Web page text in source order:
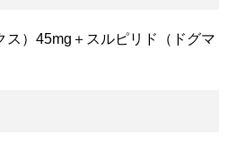
ス）45mg＋スルピリド（ドグマ